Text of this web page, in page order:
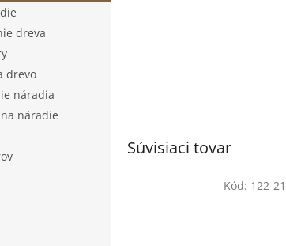
dreva
drevo
náradia
náradie
Súvisiaci tovar
Kód: 122-21